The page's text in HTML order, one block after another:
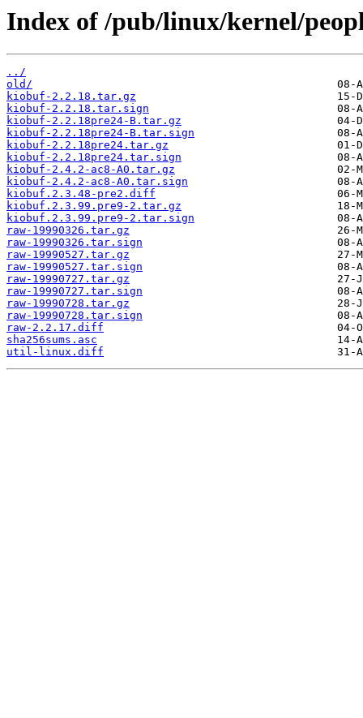
Index of /pub/linux/kernel/
../
old/
kiobuf-2.2.18.tar.gz
kiobuf-2.2.18.tar.sign
kiobuf-2.2.18pre24-B.tar.gz
kiobuf-2.2.18pre24-B.tar.sign
kiobuf-2.2.18pre24.tar.gz
kiobuf-2.2.18pre24.tar.sign
kiobuf-2.4.2-ac8-A0.tar.gz
kiobuf-2.4.2-ac8-A0.tar.sign
kiobuf.2.3.48-pre2.diff
kiobuf.2.3.99.pre9-2.tar.gz
kiobuf.2.3.99.pre9-2.tar.sign
raw-19990326.tar.gz
raw-19990326.tar.sign
raw-19990527.tar.gz
raw-19990527.tar.sign
raw-19990727.tar.gz
raw-19990727.tar.sign
raw-19990728.tar.gz
raw-19990728.tar.sign
raw-2.2.17.diff
sha256sums.asc
util-linux.diff